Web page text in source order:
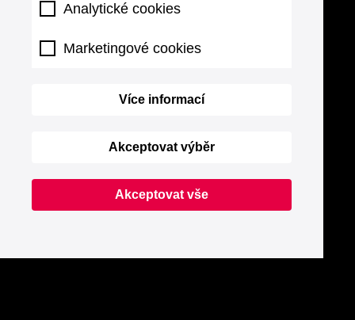
Analytické cookies
Marketingové cookies
Více informací
Akceptovat výběr
Akceptovat vše